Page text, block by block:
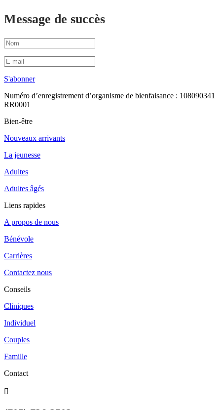
Message de succès
S'abonner
Numéro d’enregistrement d’organisme de bienfaisance : 108090341
RR0001
Bien-être
Nouveaux arrivants
La jeunesse
Adultes
Adultes âgés
Liens rapides
A propos de nous
Bénévole
Carrières
Contactez nous
Conseils
Cliniques
Individuel
Couples
Famille
Contact
